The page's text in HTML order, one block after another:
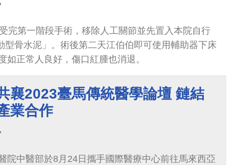
完第一階段手術，移除人工關節並先置入本院自行
型骨水泥」。術後第二天江伯伯即可使用輔助器下床
如正常人良好，傷口紅腫也消退。
襄2023臺馬傳統醫學論壇 鏈結
業合作
院中醫部於8月24日攜手國際醫療中心前往馬來西亞